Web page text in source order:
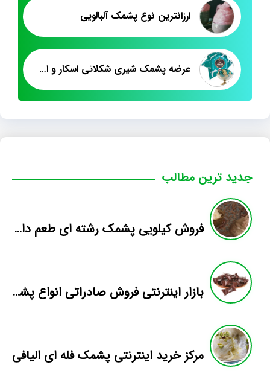
ارزانترین نوع پشمک آلبالویی
عرضه پشمک شیری شکلاتی اسکار و استار آرامیس
جدید ترین مطالب
فروش کیلویی پشمک رشته ای طعم دار میوه
بازار اینترنتی فروش صادراتی انواع پشمک الیافی/شکلاتی
مرکز خرید اینترنتی پشمک فله ای الیافی